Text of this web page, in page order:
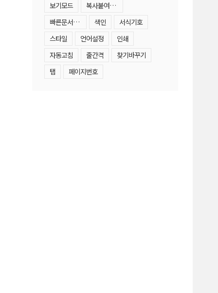
보기모드
복사붙여넣기
빠른문서요소
색인
서식기호
스타일
언어설정
인쇄
자동고침
줄간격
찾기바꾸기
탭
페이지번호